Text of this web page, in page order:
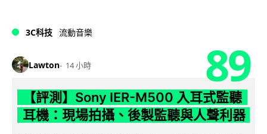
3C科技 流動音樂
Lawton 14 小時 89
【評測】Sony IER-M500 入耳式監聽
耳機：現場拍攝、後製監聽與人聲利器